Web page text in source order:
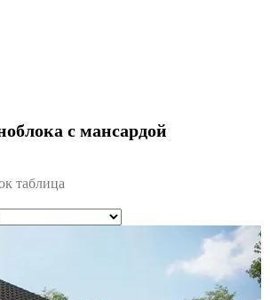
с мансардой
таблица